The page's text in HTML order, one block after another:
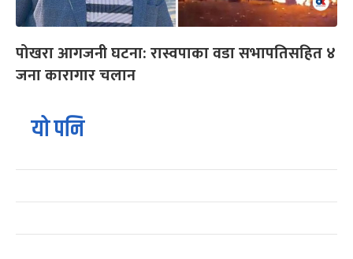
पोखरा आगजनी घटना: रास्वपाका वडा सभापतिसहित ४
जना कारागार चलान
यो पनि